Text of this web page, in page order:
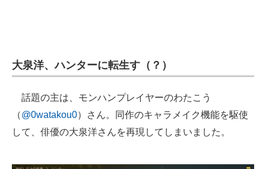
大泉洋、ハンターに転生す（？）
話題の主は、モンハンプレイヤーのわたこう
（@0watakou0）さん。同作のキャラメイク機能を駆使
して、俳優の大泉洋さんを再現してしまいました。